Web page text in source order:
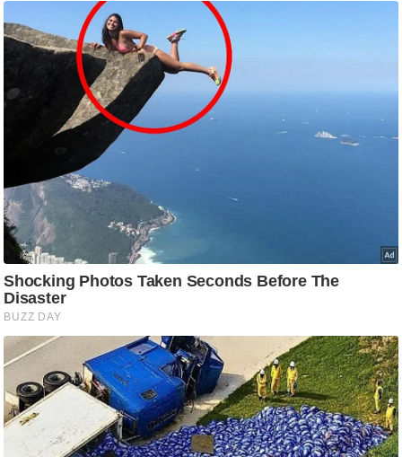
ज्यो
ति
हि
मा
ध
र्म
स्थ
ल
व्र
त्यो
हा
र